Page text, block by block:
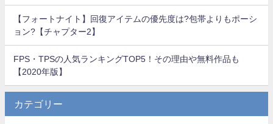
【フォートナイト】回復アイテムの優先度は?包帯よりもポーシ
ョン?【チャプター2】
FPS・TPSの人気ランキングTOP5！その理由や無料作品も
【2020年版】
カテゴリー